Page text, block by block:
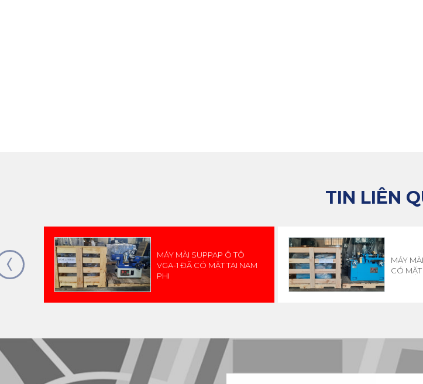
TIN LIÊN
MÁY MÀI SUPPAP Ô TÔ
VGA-1 ĐÃ CÓ MẶT TẠI NAM
PHI
MÁY
CÓ MẶT